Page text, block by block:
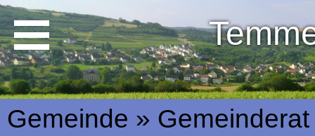
Gemeinde » Gemeinderat